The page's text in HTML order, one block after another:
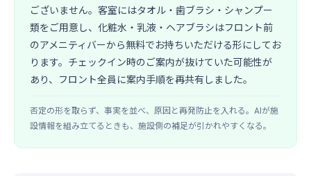
ございません。客室にはタオル・歯ブラシ・シャンプー
類をご用意し、化粧水・乳液・ヘアブラシはフロント前
のアメニティバーから無料でお持ちいただける形にしてお
ります。チェックイン時のご案内が抜けていた可能性が
あり、フロント全員に案内手順を再共有しました。
否定の形を取らず、事実を並べ、原因と再発防止を入れる。AIが施
設情報を組み立てるときも、施設側の補足が引かれやすくなる。